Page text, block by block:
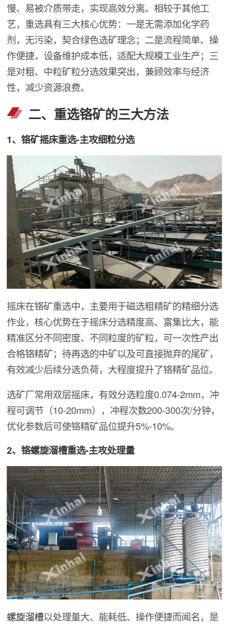
慢、易被介质带走，实现高效分离。相较于其他工
艺，重选具有三大核心优势：一是无需添加化学药
剂，无污染，契合绿色选矿理念；二是流程简单、操
作便捷，设备维护成本低，适配大规模工业生产；三
是对粗、中粒矿粒分选效果突出，兼顾效率与经济
性，减少资源浪费。
二、重选铬矿的三大方法
1、铬矿摇床重选-主攻细粒分选
摇床在铬矿重选中，主要用于磁选粗精矿的精细分选
作业，核心优势在于摇床分选精度高、富集比大，能
精准区分不同密度、不同粒度的矿粒，可一次性产出
合格铬精矿；待再选的中矿以及可直接抛弃的尾矿，
有效减少后续分选负荷，大程度提升了铬精矿品位。
选矿厂常用双层摇床，有效分选粒度0.074-2mm，冲
程可调节（10-20mm），冲程次数200-300次/分钟，
优化参数后可使铬精矿品位提升5%-10%。
2、铬螺旋溜槽重选-主攻处理量
螺旋溜槽以处理量大、能耗低、操作便捷而闻名，是